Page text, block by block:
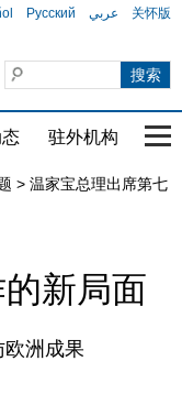
Русский عربي 关怀版
驻外机构 国
> 温家宝总理出席第七
新局面
洲成果